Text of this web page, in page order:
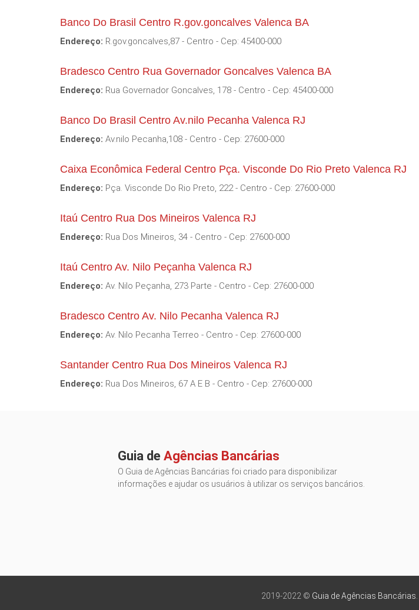
Banco Do Brasil Centro R.gov.goncalves Valenca BA
Endereço: R.gov.goncalves,87 - Centro - Cep: 45400-000
Bradesco Centro Rua Governador Goncalves Valenca BA
Endereço: Rua Governador Goncalves, 178 - Centro - Cep: 45400-000
Banco Do Brasil Centro Av.nilo Pecanha Valenca RJ
Endereço: Av.nilo Pecanha,108 - Centro - Cep: 27600-000
Caixa Econômica Federal Centro Pça. Visconde Do Rio Preto Valenca RJ
Endereço: Pça. Visconde Do Rio Preto, 222 - Centro - Cep: 27600-000
Itaú Centro Rua Dos Mineiros Valenca RJ
Endereço: Rua Dos Mineiros, 34 - Centro - Cep: 27600-000
Itaú Centro Av. Nilo Peçanha Valenca RJ
Endereço: Av. Nilo Peçanha, 273 Parte - Centro - Cep: 27600-000
Bradesco Centro Av. Nilo Pecanha Valenca RJ
Endereço: Av. Nilo Pecanha Terreo - Centro - Cep: 27600-000
Santander Centro Rua Dos Mineiros Valenca RJ
Endereço: Rua Dos Mineiros, 67 A E B - Centro - Cep: 27600-000
Guia de Agências Bancárias
O Guia de Agências Bancárias foi criado para disponibilizar
informações e ajudar os usuários à utilizar os serviços bancários.
2019-2022 © Guia de Agências Bancárias